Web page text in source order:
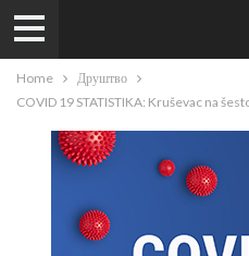
Home
Друштво
COVID 19 STATISTIKA: Kruševac na